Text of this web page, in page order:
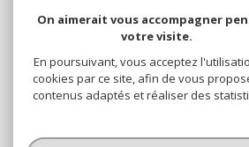
© 2026 | Tous droits
On aimerait vous accompagner
votre visite.
En poursuivant, vous acceptez
cookies par ce site, afin de vous
contenus adaptés et réaliser des